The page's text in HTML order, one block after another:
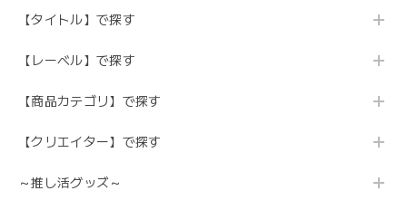
【タイトル】で探す
【レーベル】で探す
【商品カテゴリ】で探す
【クリエイター】で探す
～推し活グッズ～